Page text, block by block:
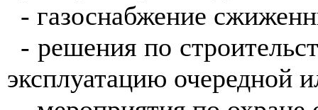
- газоснабжение
- решения по
эксплуатацию очередной